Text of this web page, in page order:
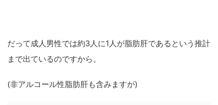
だって成人男性では約3人に1人が脂肪肝であるという推計
まで出ているのですから。
(非アルコール性脂肪肝も含みますが)